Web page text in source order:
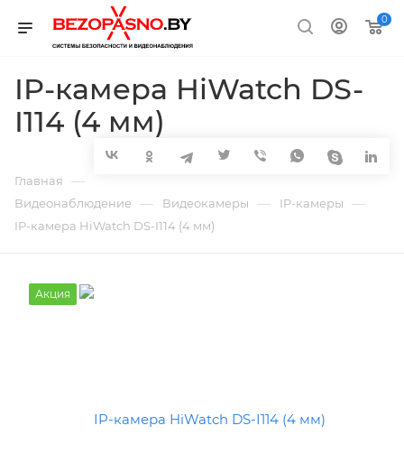
0
IP-камера HiWatch DS-
I114 (4 мм)
Главная —
Видеонаблюдение — Видеокамеры — IP-камеры —
IP-камера HiWatch DS-I114 (4 мм)
Акция